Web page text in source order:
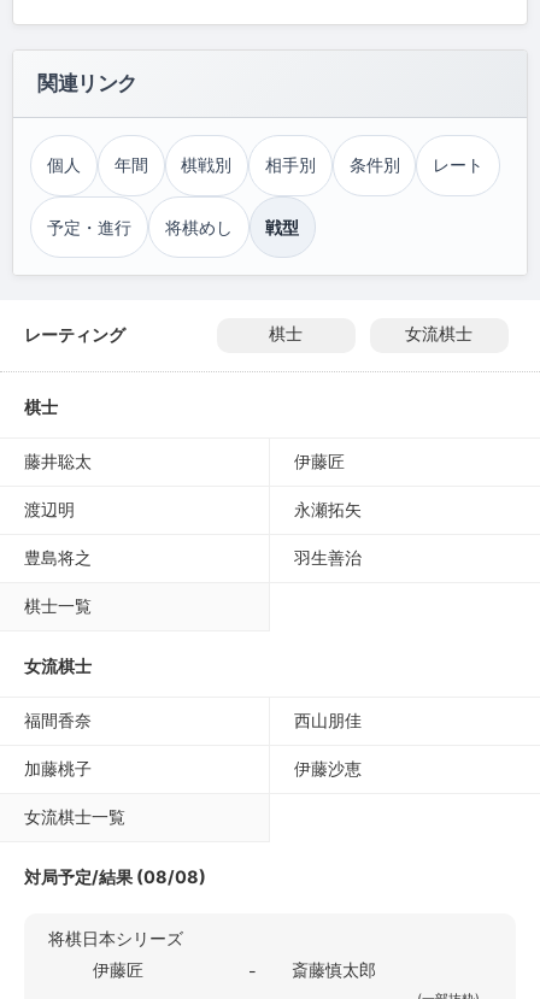
関連リンク
個人 年間 棋戦別 相手別 条件別 レート
予定・進行 将棋めし 戦型
レーティング 棋士 女流棋士
棋士
藤井聡太 伊藤匠
渡辺明 永瀬拓矢
豊島将之 羽生善治
棋士一覧
女流棋士
福間香奈 西山朋佳
加藤桃子 伊藤沙恵
女流棋士一覧
対局予定/結果 (08/08)
将棋日本シリーズ
伊藤匠
- 斎藤慎太郎